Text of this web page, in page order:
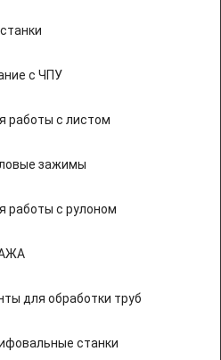
с ЧПУ
работы с листом
зажимы
работы с рулоном
для обработки труб
станки